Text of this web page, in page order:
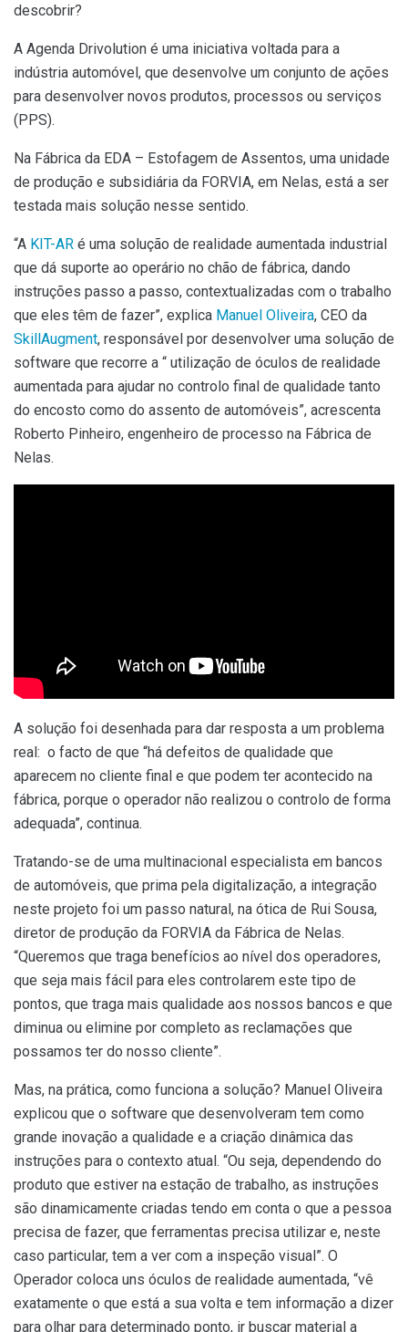
descobrir?
A Agenda Drivolution é uma iniciativa voltada para a
indústria automóvel, que desenvolve um conjunto de ações
para desenvolver novos produtos, processos ou serviços
(PPS).
Na Fábrica da EDA – Estofagem de Assentos, uma unidade
de produção e subsidiária da FORVIA, em Nelas, está a ser
testada mais solução nesse sentido.
“A KIT-AR é uma solução de realidade aumentada industrial
que dá suporte ao operário no chão de fábrica, dando
instruções passo a passo, contextualizadas com o trabalho
que eles têm de fazer”, explica Manuel Oliveira, CEO da
SkillAugment, responsável por desenvolver uma solução de
software que recorre a “ utilização de óculos de realidade
aumentada para ajudar no controlo final de qualidade tanto
do encosto como do assento de automóveis”, acrescenta
Roberto Pinheiro, engenheiro de processo na Fábrica de
Nelas.
A solução foi desenhada para dar resposta a um problema
real: o facto de que “há defeitos de qualidade que
aparecem no cliente final e que podem ter acontecido na
fábrica, porque o operador não realizou o controlo de forma
adequada”, continua.
Tratando-se de uma multinacional especialista em bancos
de automóveis, que prima pela digitalização, a integração
neste projeto foi um passo natural, na ótica de Rui Sousa,
diretor de produção da FORVIA da Fábrica de Nelas.
“Queremos que traga benefícios ao nível dos operadores,
que seja mais fácil para eles controlarem este tipo de
pontos, que traga mais qualidade aos nossos bancos e que
diminua ou elimine por completo as reclamações que
possamos ter do nosso cliente”.
Mas, na prática, como funciona a solução? Manuel Oliveira
explicou que o software que desenvolveram tem como
grande inovação a qualidade e a criação dinâmica das
instruções para o contexto atual. “Ou seja, dependendo do
produto que estiver na estação de trabalho, as instruções
são dinamicamente criadas tendo em conta o que a pessoa
precisa de fazer, que ferramentas precisa utilizar e, neste
caso particular, tem a ver com a inspeção visual”. O
Operador coloca uns óculos de realidade aumentada, “vê
exatamente o que está a sua volta e tem informação a dizer
para olhar para determinado ponto, ir buscar material a